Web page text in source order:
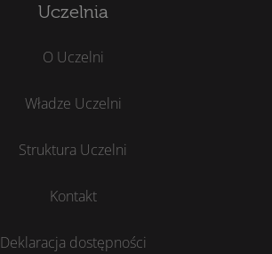
Uczelnia
O Uczelni
Władze Uczelni
Struktura Uczelni
Kontakt
Deklaracja dostępności